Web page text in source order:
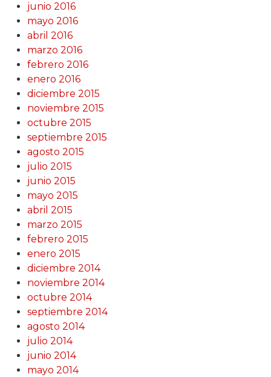
junio 2016
mayo 2016
abril 2016
marzo 2016
febrero 2016
enero 2016
diciembre 2015
noviembre 2015
octubre 2015
septiembre 2015
agosto 2015
julio 2015
junio 2015
mayo 2015
abril 2015
marzo 2015
febrero 2015
enero 2015
diciembre 2014
noviembre 2014
octubre 2014
septiembre 2014
agosto 2014
julio 2014
junio 2014
mayo 2014